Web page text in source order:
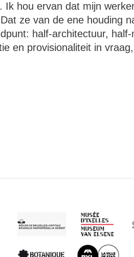
Ik hou ervan dat mijn
ze van de ene houding
half-architectuur,
en provisionaliteit in